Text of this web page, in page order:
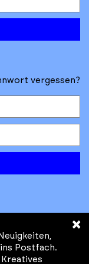
vergessen?
×
Postfach.